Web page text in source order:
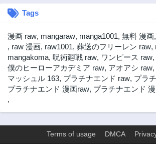
Tags
漫画 raw, mangaraw, manga1001, 無料 漫画,
, raw 漫画, raw1001, 葬送のフリーレン raw,
mangakoma, 呪術廻戦 raw, ワンピース raw,
僕のヒーローアカデミア raw, アオアシ raw,
マッシュル 163, プラチナエンド raw, プラ
プラチナエンド 漫画raw, プラチナエンド
,
Terms of usage DMCA